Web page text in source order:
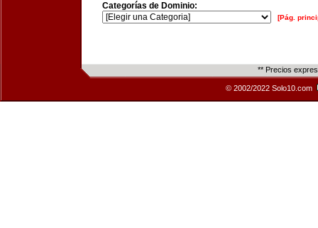
Categorías de Dominio:
[Pág.
** Precios
© 2002/2022 Solo10.com